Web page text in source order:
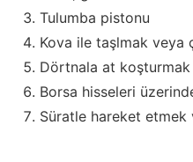
Tulumba pistonu
Kova ile taşlmak veya
Dörtnala at koşturmak
Borsa hisseleri
Süratle hareket etmek